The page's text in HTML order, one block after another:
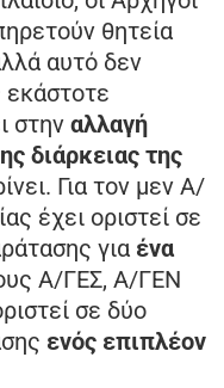
θητεία
αυτό δεν
εκάστοτε
στην αλλαγή
διάρκειας της
Για τον μεν Α/
έχει οριστεί σε
για ένα
Α/ΓΕΣ, Α/ΓΕΝ
σε δύο
ενός επιπλέον